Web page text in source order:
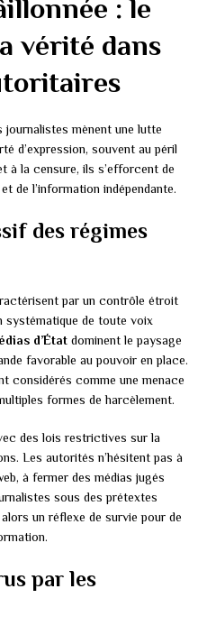
: le
vérité dans
mènent une lutte
d’expression, souvent au péril
à la censure, ils s’efforcent de
de l’information indépendante.
des régimes
par un contrôle étroit
systématique de toute voix
d’État dominent le paysage
favorable au pouvoir en place.
considérés comme une menace
formes de harcèlement.
des lois restrictives sur la
Les autorités n’hésitent pas à
à fermer des médias jugés
sous des prétextes
un réflexe de survie pour de
par les